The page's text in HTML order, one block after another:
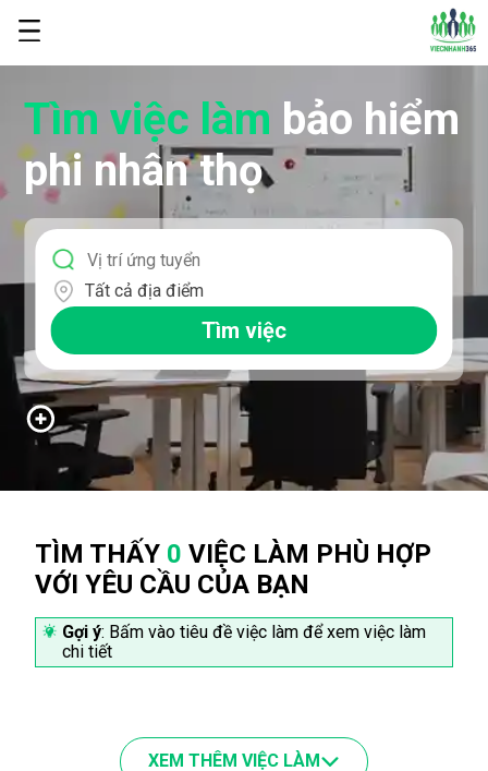
Tìm việc làm bảo hiểm
phi nhân thọ
Tất cả địa điểm
Tìm việc
TÌM THẤY 0 VIỆC LÀM PHÙ HỢP
VỚI YÊU CẦU CỦA BẠN
Gợi ý: Bấm vào tiêu đề việc làm để xem việc làm
chi tiết
XEM THÊM VIỆC LÀM